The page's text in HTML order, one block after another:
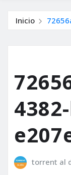
Inicio
torrent al